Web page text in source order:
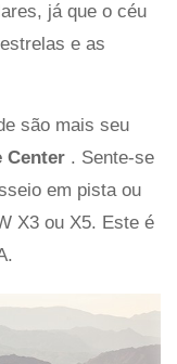
já que o céu
e as
são mais seu
Center . Sente-se
em pista ou
X3 ou X5. Este é